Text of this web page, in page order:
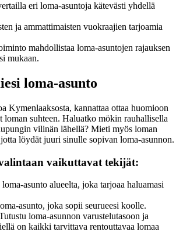
eri loma-asuntoja kätevästi yhdellä
ja ammattimaisten vuokraajien tarjoamia
mahdollistaa loma-asuntojen rajauksen
mukaan.
loma-asunto
Kymenlaaksosta, kannattaa ottaa huomioon
loman suhteen. Haluatko mökin rauhallisella
vilinän lähellä? Mieti myös loman
löydät juuri sinulle sopivan loma-asunnon.
vaikuttavat tekijät:
asunto alueelta, joka tarjoaa haluamasi
asunto, joka sopii seurueesi koolle.
loma-asunnon varustelutasoon ja
on kaikki tarvittava rentouttavaa lomaa